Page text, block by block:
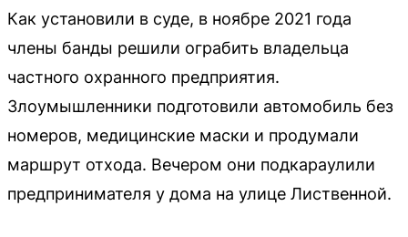
Как установили в суде, в ноябре 2021 года
члены банды решили ограбить владельца
частного охранного предприятия.
Злоумышленники подготовили автомобиль без
номеров, медицинские маски и продумали
маршрут отхода. Вечером они подкараулили
предпринимателя у дома на улице Лиственной.